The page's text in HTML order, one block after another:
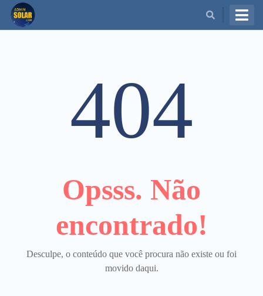
404
Opsss. Não
encontrado!
Desculpe, o conteúdo que você procura não existe ou foi
movido daqui.